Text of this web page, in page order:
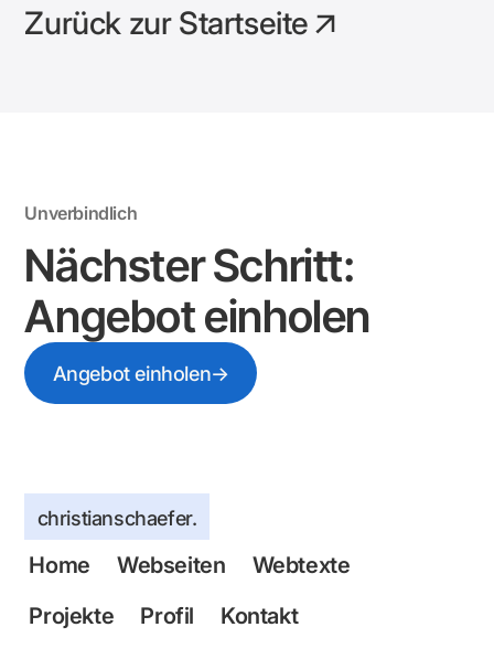
Zurück zur Startseite
Unverbindlich
Nächster Schritt:
Angebot einholen
Angebot einholen→
christianschaefer.
Home Webseiten
Webtexte
Projekte
Profil Kontakt